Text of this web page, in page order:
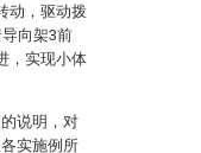
动，驱动拨
向架3前
，实现小体
说明，对
实施例所